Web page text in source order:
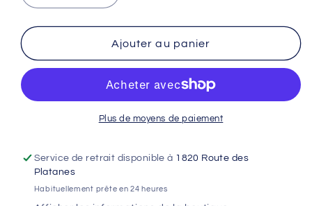
indisponible
la
quantité
Draisienne
électrique
SX18&quot;
la
quantité
de
Draisienne
SEDNA
SX18&quot;
Ajouter au panier
Plus de moyens de paiement
Service de retrait disponible à 1820 Route des
Platanes
Habituellement prête en 24 heures